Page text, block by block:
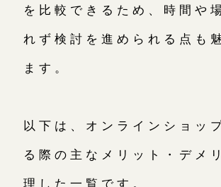
を比較できるため、時間や
れず検討を進められる点も
ます。
以下は、オンラインショッ
る際の主なメリット・デメ
理した一覧です。